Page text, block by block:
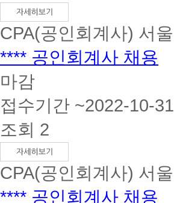
CPA(공인회계사) 서울
**** 공인회계사 채용
마감
접수기간 ~2022-10-31
조회 2
CPA(공인회계사) 서울
**** 공인회계사 채용